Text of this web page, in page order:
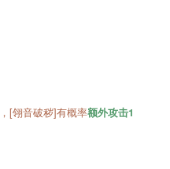
[翎音破秽]有概率额外攻击1